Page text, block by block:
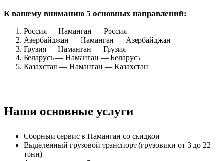
К вашему вниманию 5 основных направлений:
Россия — Наманган — Россия
Азербайджан — Наманган — Азербайджан
Грузия — Наманган — Грузия
Беларусь — Наманган — Беларусь
Казахстан — Наманган — Казахстан
Наши основные услуги
Сборный сервис в Наманган со скидкой
Выделенный грузовой транспорт (грузовики от 3 до 22
тонн)